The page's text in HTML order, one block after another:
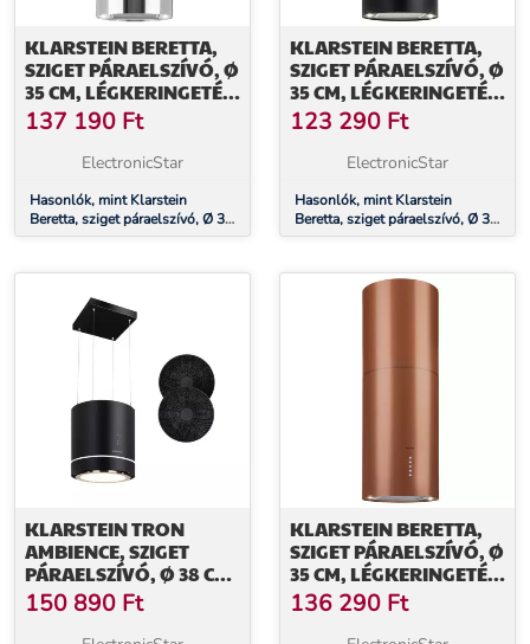
KLARSTEIN BERETTA,
SZIGET PÁRAELSZÍVÓ, Ø
35 CM, LÉGKERINGETÉS,
650 M³/Ó, LED,
NEMESACÉL
137 190 Ft
ElectronicStar
Hasonlók, mint Klarstein
Beretta, sziget páraelszívó, Ø 35
cm, légkeringetés, 650 m³/ó,
KLARSTEIN BERETTA,
SZIGET PÁRAELSZÍVÓ, Ø
35 CM, LÉGKERINGETÉS,
650 M³/Ó, LED, FEKETE
123 290 Ft
ElectronicStar
Hasonlók, mint Klarstein
Beretta, sziget páraelszívó, Ø 35
cm, légkeringetés, 650 m³/ó,
KLARSTEIN TRON
AMBIENCE, SZIGET
PÁRAELSZÍVÓ, Ø 38 CM,
LÉGKERINGETÉS, 540
M³/Ó, LED, FEKETE
150 890 Ft
KLARSTEIN BERETTA,
SZIGET PÁRAELSZÍVÓ, Ø
35 CM, LÉGKERINGETÉS,
650 M³/Ó, LED, RÉZ
136 290 Ft